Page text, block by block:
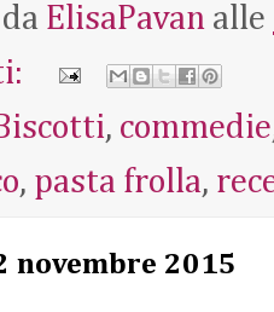
ElisaPavan alle
, commedie
, pasta frolla,
novembre 2015